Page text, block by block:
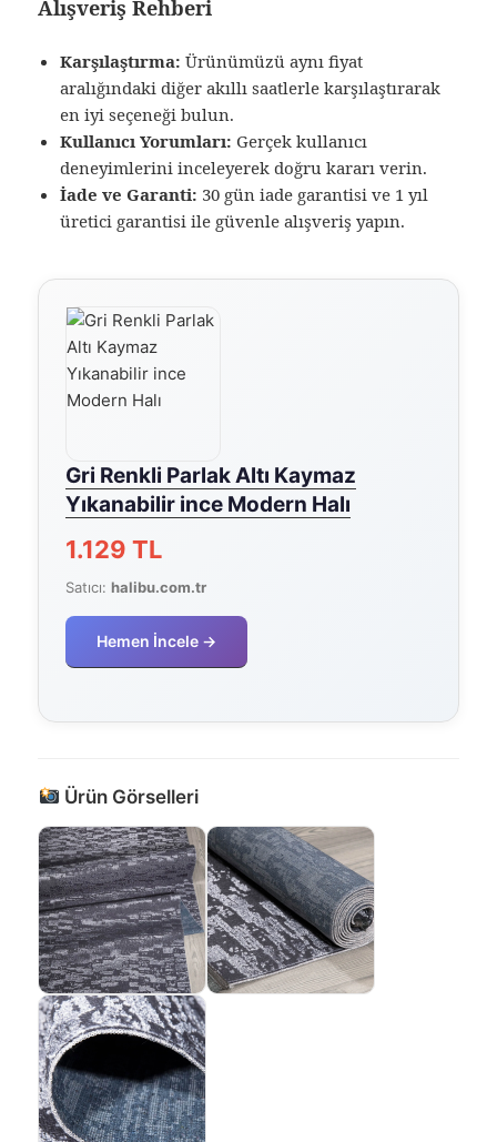
Alışveriş Rehberi
Karşılaştırma: Ürünümüzü aynı fiyat
aralığındaki diğer akıllı saatlerle karşılaştırarak
en iyi seçeneği bulun.
Kullanıcı Yorumları: Gerçek kullanıcı
deneyimlerini inceleyerek doğru kararı verin.
İade ve Garanti: 30 gün iade garantisi ve 1 yıl
üretici garantisi ile güvenle alışveriş yapın.
Gri Renkli Parlak Altı Kaymaz
Yıkanabilir ince Modern Halı
1.129 TL
Satıcı:halibu.com.tr
Hemen İncele →
Ürün Görselleri